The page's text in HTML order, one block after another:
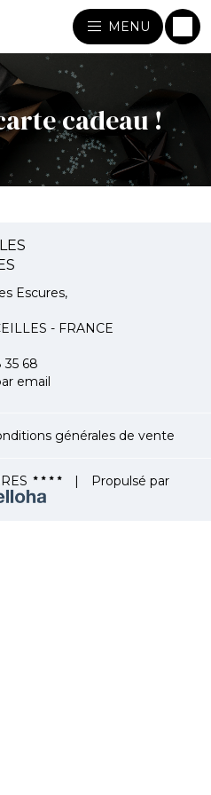
MENU
cadeau !
Escures,
- FRANCE
35 68
email
générales de vente
| Propulsé par